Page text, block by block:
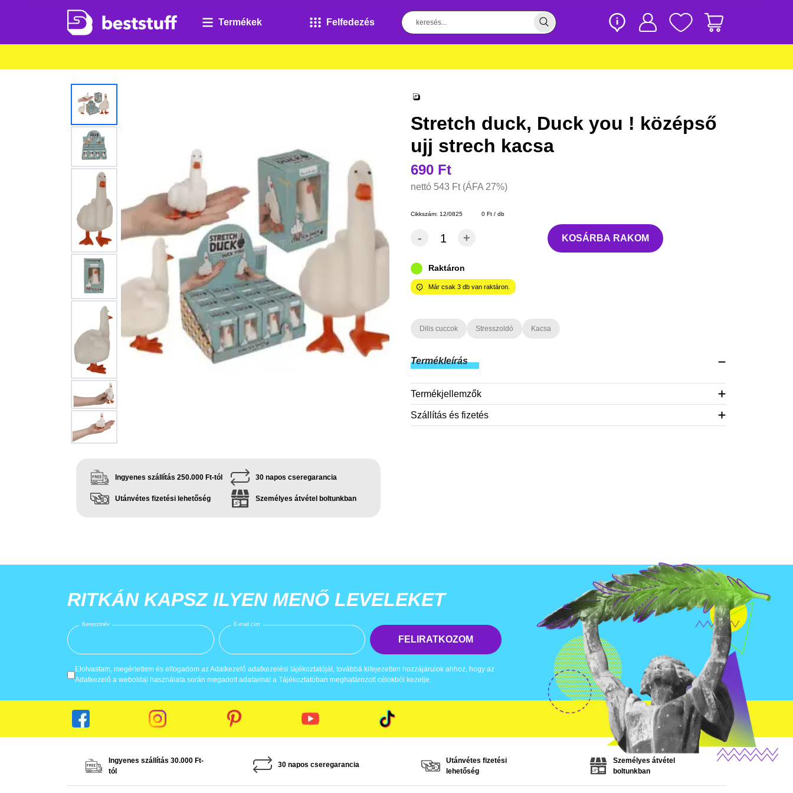
Termékek Felfedezés
Ingyenes szállítás 250.000 Ft-tól
Utánvétes fizetési lehetőség
30 napos cseregarancia
Személyes átvétel boltunkban
Stretch duck, Duck you ! középső
ujj strech kacsa
690 Ft
nettó 543 Ft (ÁFA 27%)
Cikkszám: 12/0825 0 Ft / db
- + KOSÁRBA RAKOM
Raktáron
Már csak 3 db van raktáron.
Dilis cuccok Stresszoldó Kacsa
Termékleírás
Termékjellemzők
Szállítás és fizetés
RITKÁN KAPSZ ILYEN MENŐ LEVELEKET
Keresztnév E-mail cím
FELIRATKOZOM
Elolvastam, megértettem és elfogadom az Adatkezelő adatkezelési tájékoztatóját, továbbá kifejezetten hozzájárulok ahhoz, hogy az
Adatkezelő a weboldal használata során megadott adataimat a Tájékoztatóban meghatározott célokból kezelje.
Ingyenes szállítás 30.000 Ft-
tól
30 napos cseregarancia
Utánvétes fizetési
lehetőség
Személyes átvétel
boltunkban